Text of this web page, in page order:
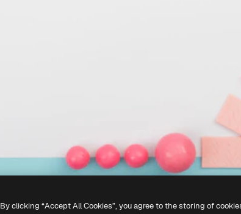
By clicking “Accept All Cookies”, you agree to the storing of